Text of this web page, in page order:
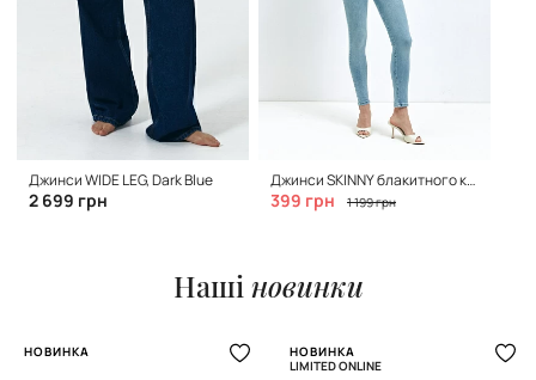
Джинси WIDE LEG, Dark Blue
2 699 грн
Джинси SKINNY блакитного кольору
399 грн 1 199 грн
Наші новинки
НОВИНКА
НОВИНКА
LIMITED ONLINE